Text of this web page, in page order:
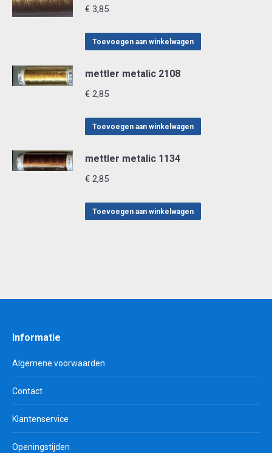
€ 3,85
Toevoegen aan winkelwagen
mettler metalic 2108
€ 2,85
Toevoegen aan winkelwagen
mettler metalic 1134
€ 2,85
Toevoegen aan winkelwagen
Informatie
Algemene voorwaarden
Contact
Klantenservice
Openingstijden